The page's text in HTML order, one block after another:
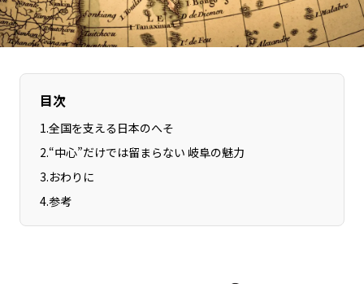
奈良エリア
和歌山エリア
鳥取エリア
島根エリア
香川エリア
高知エリア
佐賀エリア
長崎エリア
熊本エリア
宮崎エリア
目次
1.全国を支える日本のへそ
2.“中心”だけでは留まらない 岐阜の魅力
3.おわりに
4.参考